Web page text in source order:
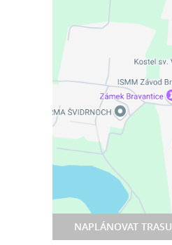
NAPLÁNOVAT TRASU